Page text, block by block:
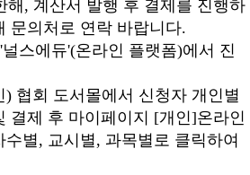
해 , 계산서 발행 후 결제를 진행하
문의처로 연락 바랍니다.
널스에듀'(온라인 플랫폼)에서 진
) 협회 도서몰에서 신청자 개인별
결제 후 마이페이지 [개인]온라인
수별 , 교시별 , 과목별로 클릭하여